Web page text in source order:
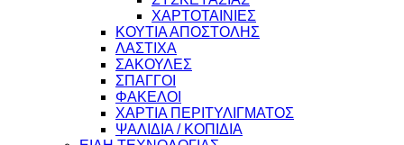
ΧΑΡΤΟΤΑΙΝΙΕΣ
ΚΟΥΤΙΑ ΑΠΟΣΤΟΛΗΣ
ΛΑΣΤΙΧΑ
ΣΑΚΟΥΛΕΣ
ΣΠΑΓΓΟΙ
ΦΑΚΕΛΟΙ
ΧΑΡΤΙΑ ΠΕΡΙΤΥΛΙΓΜΑΤΟΣ
ΨΑΛΙΔΙΑ / ΚΟΠΙΔΙΑ